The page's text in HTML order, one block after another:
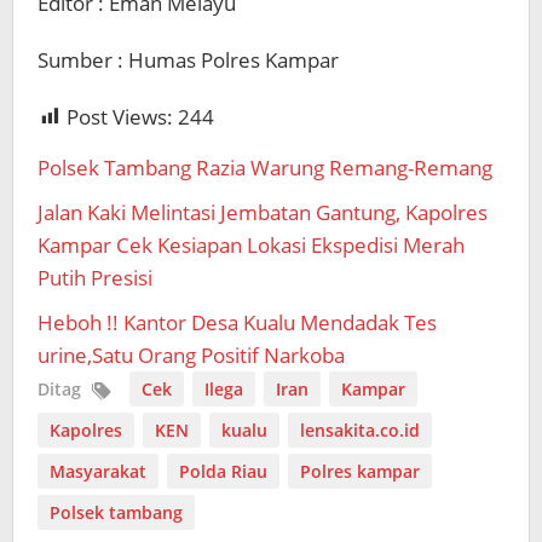
Sumber : Humas Polres Kampar
Post Views: 244
Polsek Tambang Razia Warung Remang-Remang
Jalan Kaki Melintasi Jembatan Gantung, Kapolres
Kampar Cek Kesiapan Lokasi Ekspedisi Merah
Putih Presisi
Heboh !! Kantor Desa Kualu Mendadak Tes
urine,Satu Orang Positif Narkoba
Ditag Cek Ilega Iran
Kampar
Kapolres
KEN kualu
lensakita.co.id
Masyarakat
Polda Riau
Polres kampar
Polsek tambang